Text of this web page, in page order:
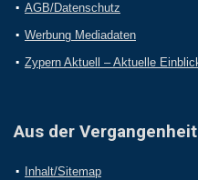
AGB/Datenschutz
Werbung Mediadaten
Zypern Aktuell – Aktuelle
Aus der Vergangenheit
Inhalt/Sitemap